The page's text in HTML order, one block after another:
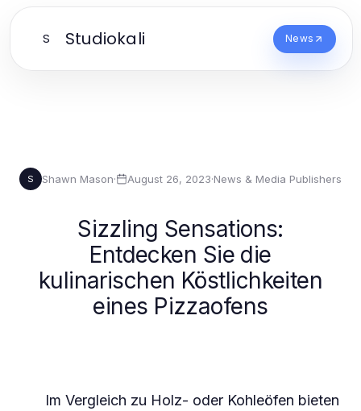
S Studiokali News
S Shawn Mason· August 26, 2023·News & Media Publishers
Sizzling Sensations:
Entdecken Sie die
kulinarischen Köstlichkeiten
eines Pizzaofens
Im Vergleich zu Holz- oder Kohleöfen bieten